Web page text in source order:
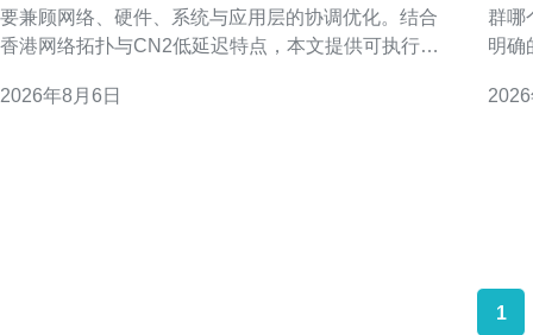
要兼顾网络、硬件、系统与应用层的协调优化。结合
香港网络拓扑与CN2低延迟特点，本文提供可执行的
低延迟并增强稳定性，适合面向本地与区域性GEO搜
2026年8月6日
群哪
明确
衡，确
1